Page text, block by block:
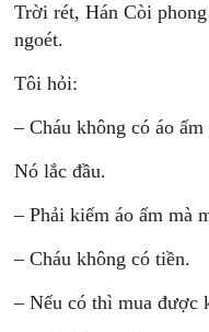
Trời rét, Hán Còi
ngoét.
Tôi hỏi:
– Cháu không có áo ấm
Nó lắc đầu.
– Phải kiếm áo ấm mà
– Cháu không có tiền.
– Nếu có thì mua được